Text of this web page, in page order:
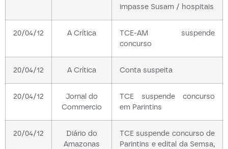
impasse Susam / hospitais
20/04/12 A Crítica
TCE-AM suspende
concurso
20/04/12 A Crítica Conta suspeita
20/04/12
Jornal do
Commercio
TCE suspende concurso
em Parintins
20/04/12
Diário do
Amazonas
TCE suspende concurso de
Parintins e edital da Semsa,